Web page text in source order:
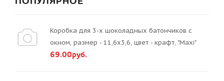
Коробка для 3-х шоколадных батончиков с
окном, размер - 11,6х3,6, цвет - крафт, "Maxi"
69.00руб.